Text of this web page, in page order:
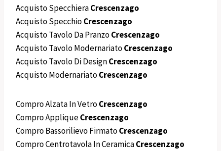
Acquisto SpecchieraCrescenzago
Acquisto SpecchioCrescenzago
Acquisto Tavolo Da PranzoCrescenzago
Acquisto Tavolo ModernariatoCrescenzago
Acquisto Tavolo Di DesignCrescenzago
Acquisto ModernariatoCrescenzago
Compro Alzata In VetroCrescenzago
Compro AppliqueCrescenzago
Compro Bassorilievo FirmatoCrescenzago
Compro Centrotavola In CeramicaCrescenzago